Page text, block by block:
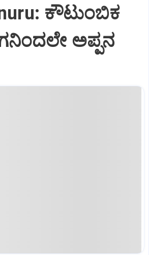
ಕೌಟುಂಬಿಕ
ಅಪ್ಪನ